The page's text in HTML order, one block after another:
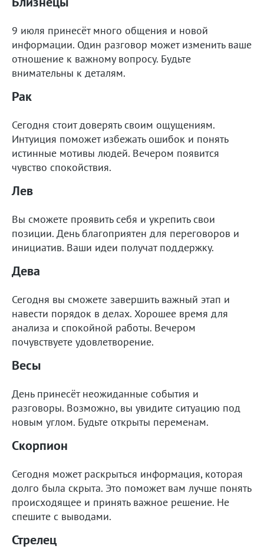
9 июля принесёт много общения и новой
информации. Один разговор может изменить ваше
отношение к важному вопросу. Будьте
внимательны к деталям.
Рак
Сегодня стоит доверять своим ощущениям.
Интуиция поможет избежать ошибок и понять
истинные мотивы людей. Вечером появится
чувство спокойствия.
Лев
Вы сможете проявить себя и укрепить свои
позиции. День благоприятен для переговоров и
инициатив. Ваши идеи получат поддержку.
Дева
Сегодня вы сможете завершить важный этап и
навести порядок в делах. Хорошее время для
анализа и спокойной работы. Вечером
почувствуете удовлетворение.
Весы
День принесёт неожиданные события и
разговоры. Возможно, вы увидите ситуацию под
новым углом. Будьте открыты переменам.
Скорпион
Сегодня может раскрыться информация, которая
долго была скрыта. Это поможет вам лучше понять
происходящее и принять важное решение. Не
спешите с выводами.
Стрелец